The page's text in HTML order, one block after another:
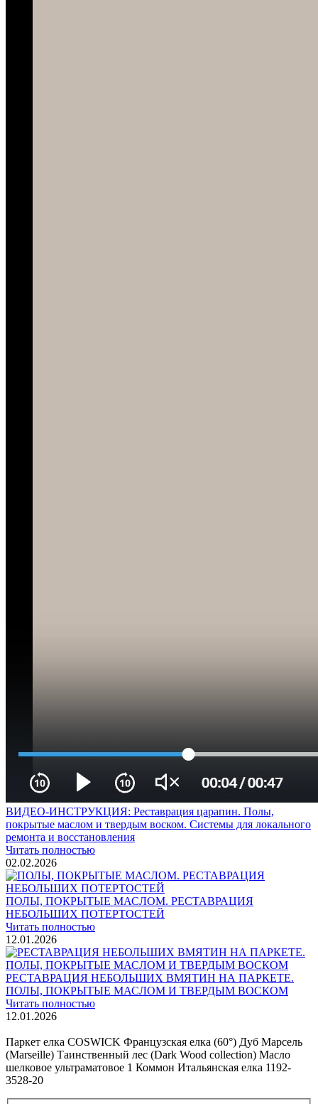
ВИДЕО-ИНСТРУКЦИЯ: Реставрация царапин. Полы,
покрытые маслом и твердым воском. Системы для локального
ремонта и восстановления
Читать полностью
02.02.2026
ПОЛЫ, ПОКРЫТЫЕ МАСЛОМ. РЕСТАВРАЦИЯ
НЕБОЛЬШИХ ПОТЕРТОСТЕЙ
Читать полностью
12.01.2026
РЕСТАВРАЦИЯ НЕБОЛЬШИХ ВМЯТИН НА ПАРКЕТЕ.
ПОЛЫ, ПОКРЫТЫЕ МАСЛОМ И ТВЕРДЫМ ВОСКОМ
Читать полностью
12.01.2026
Паркет елка COSWICK Французская елка (60°) Дуб Марсель
(Marseille) Таинственный лес (Dark Wood collection) Масло
шелковое ультраматовое 1 Коммон Итальянская елка 1192-
3528-20